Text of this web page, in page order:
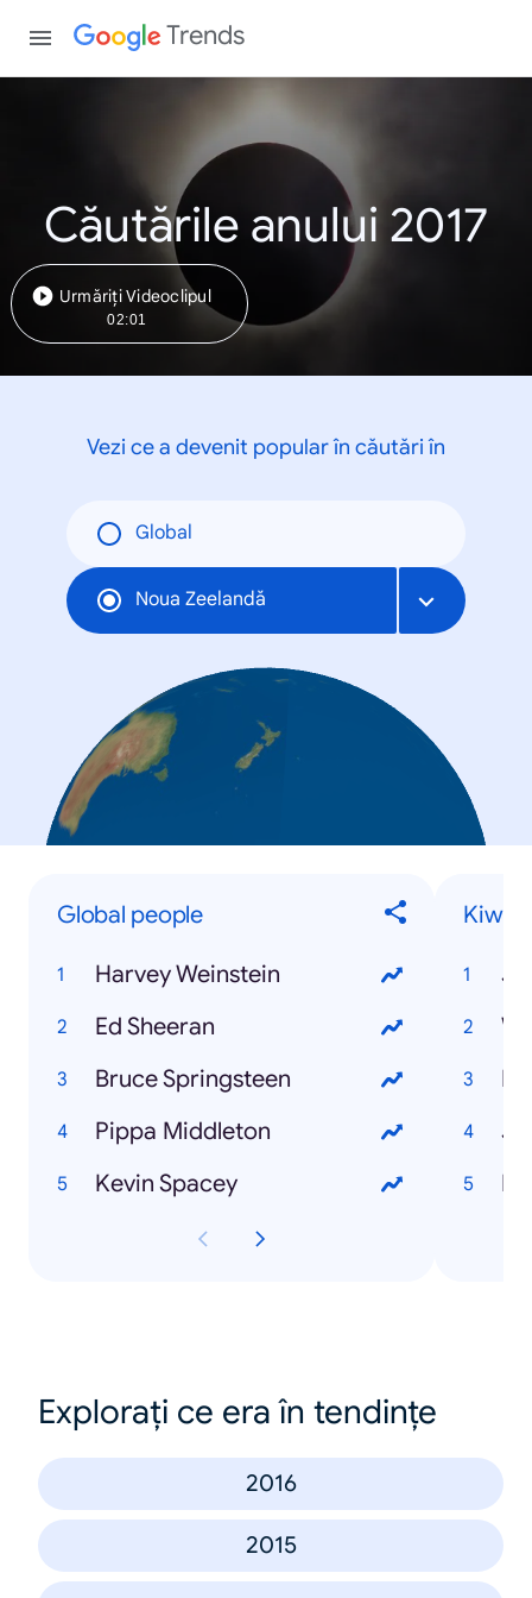
Trends
Căutările anului 2017
Urmăriți Videoclipul
02:01
Vezi ce a devenit popular în căutări în
Global
Noua Zeelandă
Global people
Harvey Weinstein
Ed Sheeran
Bruce Springsteen
Pippa Middleton
Kevin Spacey
Kiwis
Explorați ce era în tendințe
2016
2015